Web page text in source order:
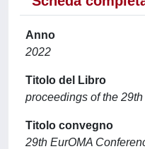
Anno
2022
Titolo del Libro
proceedings of the
Titolo convegno
29th EurOMA